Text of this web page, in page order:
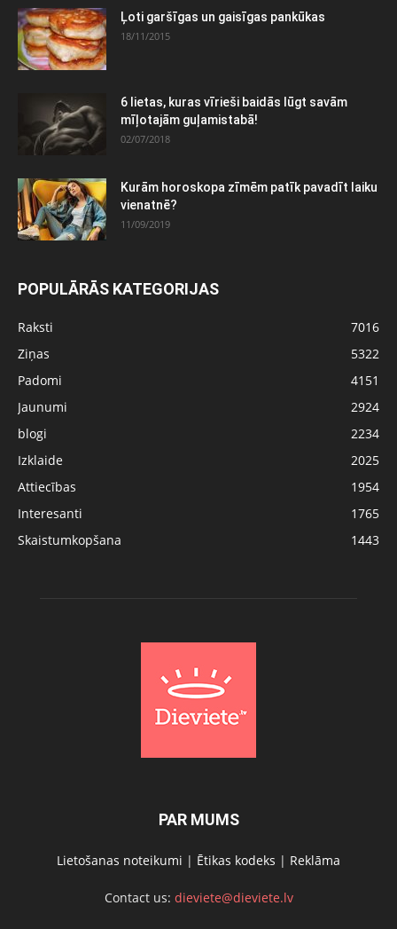
Ļoti garšīgas un gaisīgas pankūkas
18/11/2015
6 lietas, kuras vīrieši baidās lūgt savām
mīļotajām guļamistabā!
02/07/2018
Kurām horoskopa zīmēm patīk pavadīt laiku
vienatnē?
11/09/2019
POPULĀRĀS KATEGORIJAS
Raksti
7016
Ziņas
5322
Padomi
4151
Jaunumi
2924
blogi
2234
Izklaide
2025
Attiecības
1954
Interesanti
1765
Skaistumkopšana
1443
PAR MUMS
Lietošanas noteikumi | Ētikas kodeks | Reklāma
Contact us: dieviete@dieviete.lv